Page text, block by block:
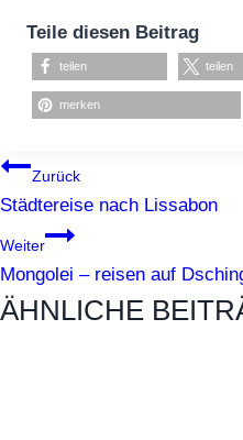
Teile diesen Beitrag
teilen teilen
merken
Zurück
Städtereise nach Lissabon
Weiter
Mongolei – reisen auf
ÄHNLICHE